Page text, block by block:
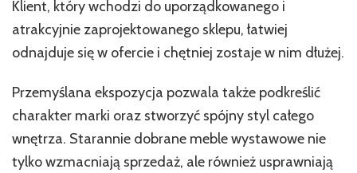
Klient, który wchodzi do uporządkowanego i
atrakcyjnie zaprojektowanego sklepu, łatwiej
odnajduje się w ofercie i chętniej zostaje w nim dłużej.
Przemyślana ekspozycja pozwala także podkreślić
charakter marki oraz stworzyć spójny styl całego
wnętrza. Starannie dobrane meble wystawowe nie
tylko wzmacniają sprzedaż, ale również usprawniają